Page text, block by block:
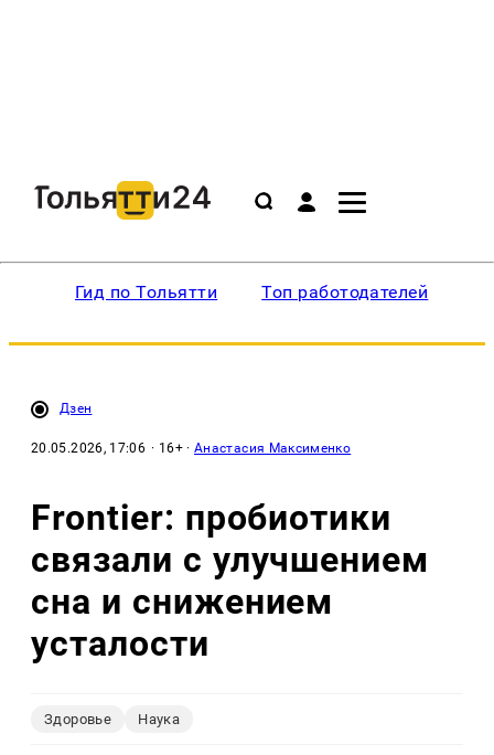
Гид по Тольятти Топ работодателей
Дзен
20.05.2026, 17:06 · 16+ ·Анастасия Максименко
Frontier: пробиотики
связали с улучшением
сна и снижением
усталости
Здоровье Наука